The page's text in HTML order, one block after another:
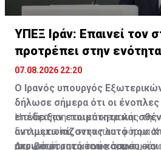
ΥΠΕΞ Ιράν: Επαινεί τον
προτρέπει στην
μουσουλμάνων
07.08.2026 22:20
Ο Ιρανός υπουργός
δήλωσε σήμερα ότι οι ένοπλες
επέδειξαν ετοιμότητα και
αντιμετωπίζοντας αυτό που
ακριβό στρατό του κόσμου, και
Η ανάρτηση του επικεφαλής της
διπλωματίας στην πλατφόρμα Χ
υπογραφή της κοινής
Δεν κατέστη αμέσως σαφές εάν